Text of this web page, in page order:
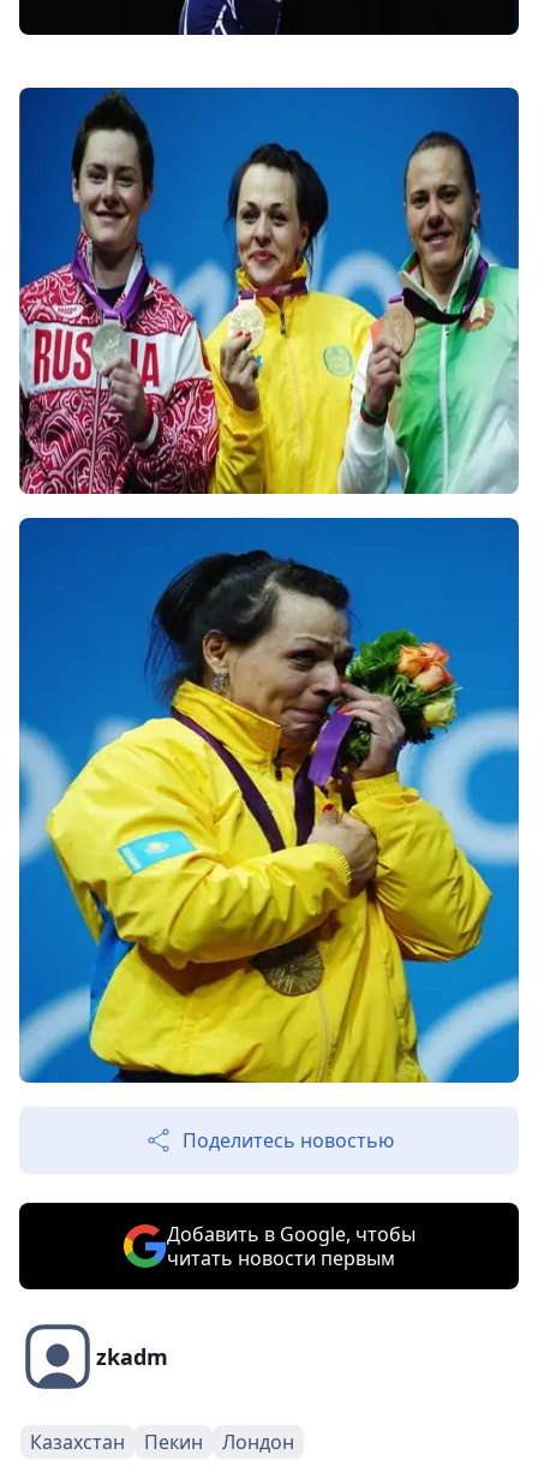
Поделитесь новостью
Добавить в Google, чтобы
читать новости первым
zkadm
Казахстан Пекин Лондон